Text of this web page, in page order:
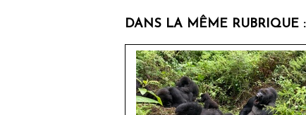
DANS LA MÊME RUBRIQUE :